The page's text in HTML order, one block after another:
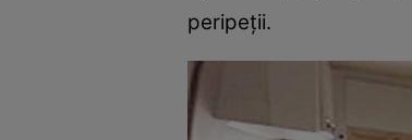
peripeţii.